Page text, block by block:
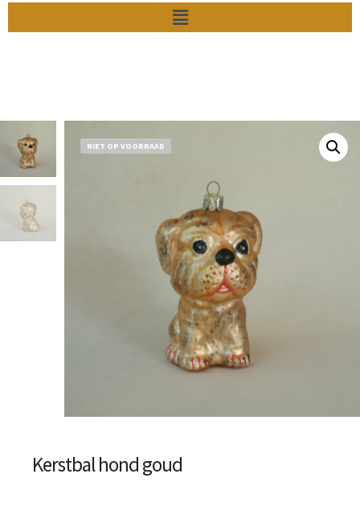
NIET OP VOORRAAD
Kerstbal hond goud